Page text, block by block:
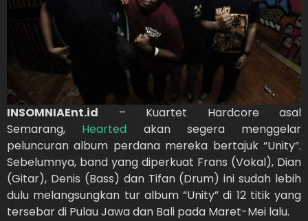
INSOMNIAEnt.id – Kuartet Hardcore asal
Semarang, Hearted akan segera menggelar
peluncuran album perdana mereka bertajuk “Unity”.
Sebelumnya, band yang diperkuat Frans (Vokal), Dian
(Gitar), Denis (Bass) dan Tifan (Drum) ini sudah lebih
dulu melangsungkan tur album “Unity” di 12 titik yang
tersebar di Pulau Jawa dan Bali pada Maret-Mei lalu.